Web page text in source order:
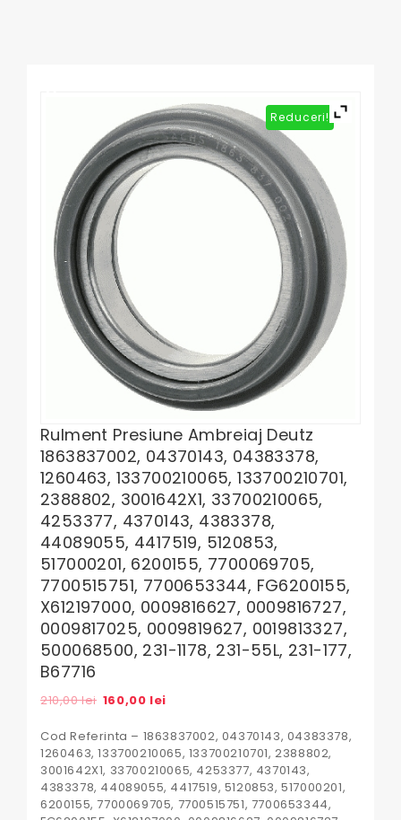
Reduceri!
Rulment Presiune Ambreiaj Deutz
1863837002, 04370143, 04383378,
1260463, 133700210065, 133700210701,
2388802, 3001642X1, 33700210065,
4253377, 4370143, 4383378,
44089055, 4417519, 5120853,
517000201, 6200155, 7700069705,
7700515751, 7700653344, FG6200155,
X612197000, 0009816627, 0009816727,
0009817025, 0009819627, 0019813327,
500068500, 231-1178, 231-55L, 231-177,
B67716
210,00lei Prețul
a
fost:
210,00 lei.
160,00 lei
este:
160,00 lei.
Cod Referinta – 1863837002, 04370143, 04383378,
1260463, 133700210065, 133700210701, 2388802,
3001642X1, 33700210065, 4253377, 4370143,
4383378, 44089055, 4417519, 5120853, 517000201,
6200155, 7700069705, 7700515751, 7700653344,